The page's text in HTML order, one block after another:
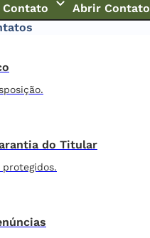
Contato
Abrir Contato
do Titular